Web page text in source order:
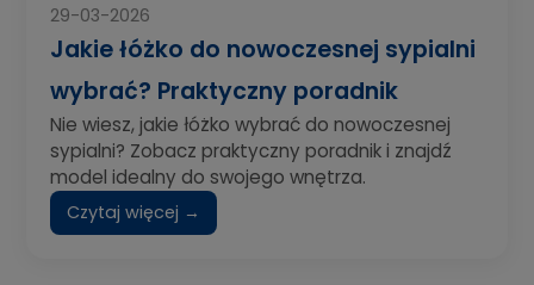
29-03-2026
Jakie łóżko do nowoczesnej sypialni
wybrać? Praktyczny poradnik
Nie wiesz, jakie łóżko wybrać do nowoczesnej
sypialni? Zobacz praktyczny poradnik i znajdź
model idealny do swojego wnętrza.
Czytaj więcej →